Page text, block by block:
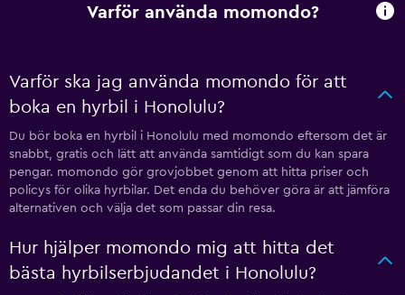
Varför använda momondo?
Varför ska jag använda momondo för att
boka en hyrbil i Honolulu?
Du bör boka en hyrbil i Honolulu med momondo eftersom det är
snabbt, gratis och lätt att använda samtidigt som du kan spara
pengar. momondo gör grovjobbet genom att hitta priser och
policys för olika hyrbilar. Det enda du behöver göra är att jämföra
alternativen och välja det som passar din resa.
Hur hjälper momondo mig att hitta det
bästa hyrbilserbjudandet i Honolulu?